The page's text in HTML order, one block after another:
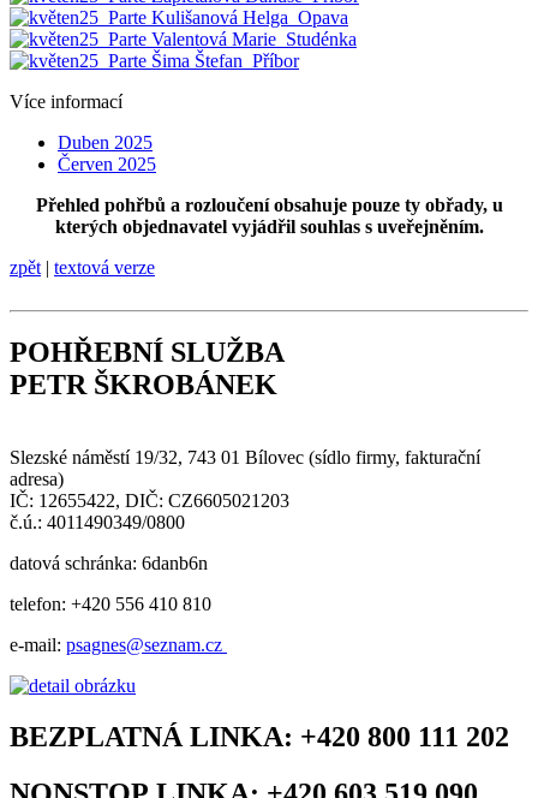
Více informací
Duben 2025
Červen 2025
Přehled pohřbů a rozloučení obsahuje pouze ty obřady, u
kterých objednavatel vyjádřil souhlas s uveřejněním.
zpět | textová verze
POHŘEBNÍ SLUŽBA
PETR ŠKROBÁNEK
Slezské náměstí 19/32, 743 01 Bílovec (sídlo firmy, fakturační
adresa)
IČ: 12655422, DIČ: CZ6605021203
č.ú.: 4011490349/0800
datová schránka: 6danb6n
telefon: +420 556 410 810
e-mail: psagnes@seznam.cz
BEZPLATNÁ LINKA: +420 800 111 202